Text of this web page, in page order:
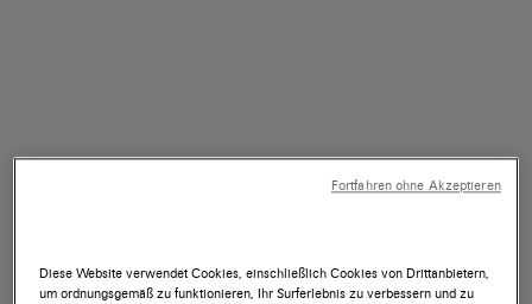
Diese Website verwendet Cookies, einschließlich Cookies von Drittanbietern,
um ordnungsgemäß zu funktionieren, Ihr Surferlebnis zu verbessern und zu
Fortfahren ohne Akzeptieren